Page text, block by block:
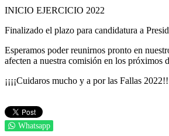
INICIO EJERCICIO 2022
Finalizado el plazo para candidatura a
Esperamos poder reunirnos pronto en
afecten a nuestra comisión en los próximos
¡¡¡¡Cuidaros mucho y a por las Fallas
Whatsapp